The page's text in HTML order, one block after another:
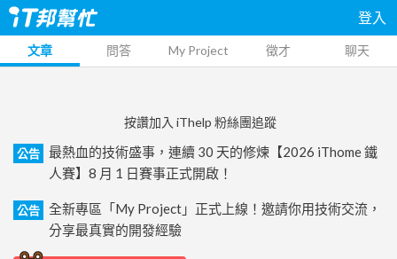
登入
文章 問答 My Project 徵才 聊天
按讚加入 iThelp 粉絲團追蹤
公告
最熱血的技術盛事，連續 30 天的修煉【2026 iThome 鐵
人賽】8 月 1 日賽事正式開啟！
公告
全新專區「My Project」正式上線！邀請你用技術交流，
分享最真實的開發經驗